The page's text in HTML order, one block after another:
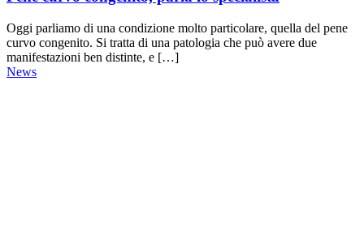
Oggi parliamo di una condizione molto particolare, quella del pene
curvo congenito. Si tratta di una patologia che può avere due
manifestazioni ben distinte, e […]
News